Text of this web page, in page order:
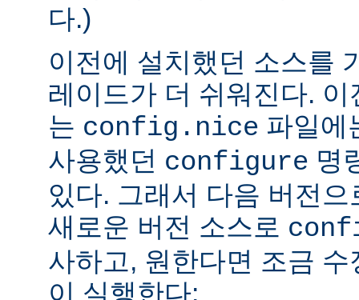
다.)
이전에 설치했던 소스를
레이드가 더 쉬워진다.
는 config.nice 파일에
사용했던 configure 명
있다. 그래서 다음 버전
새로운 버전 소스로
사하고, 원한다면 조금
이 실행한다: